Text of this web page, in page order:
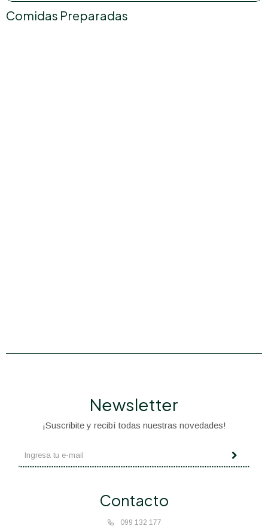
Comidas Preparadas
Contacto
099 132 177
Newsletter
¡Suscribite y recibí todas nuestras novedades!